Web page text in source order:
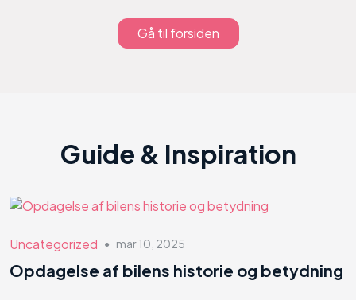
Gå til forsiden
Guide & Inspiration
Uncategorized ● mar 10, 2025
Opdagelse af bilens historie og betydning